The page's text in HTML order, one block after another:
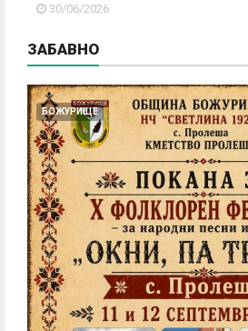
30/06/2026
ЗАБАВНО
БОЖУРИЩЕ